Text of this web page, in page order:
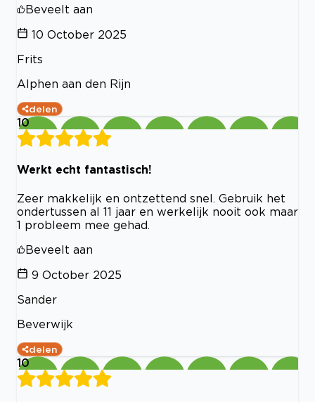
Beveelt aan
10 October 2025
Frits
Alphen aan den Rijn
delen
10
Werkt echt fantastisch!
Zeer makkelijk en ontzettend snel. Gebruik het
ondertussen al 11 jaar en werkelijk nooit ook maar
1 probleem mee gehad.
Beveelt aan
9 October 2025
Sander
Beverwijk
delen
10